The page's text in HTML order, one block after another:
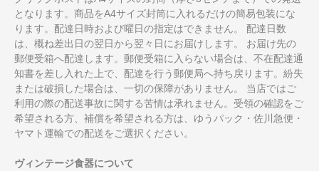
となります。商品をA4サイズ封筒に入れるだけの簡易包装にな
ります。配達日時および曜日の指定はできません。 配達日数
は、概ね差出日の翌日から翌々日にお届けします。 お届け先の
郵便受箱へ配達します。郵便受箱に入らない場合は、不在配達通
知書を差し入れた上で、配達を行う郵便局へ持ち戻ります。紛失
または破損した場合は、一切の保障がありません。 当店ではご
利用の際の配送事故に関する苦情は承れません。受領の確認をご
希望される方、補償を希望される方は、ゆうパック・佐川急便・
ヤマト運輸での配送をご選択ください。
ヴィンテージ食器について